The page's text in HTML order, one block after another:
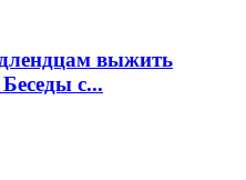
выжить
с...